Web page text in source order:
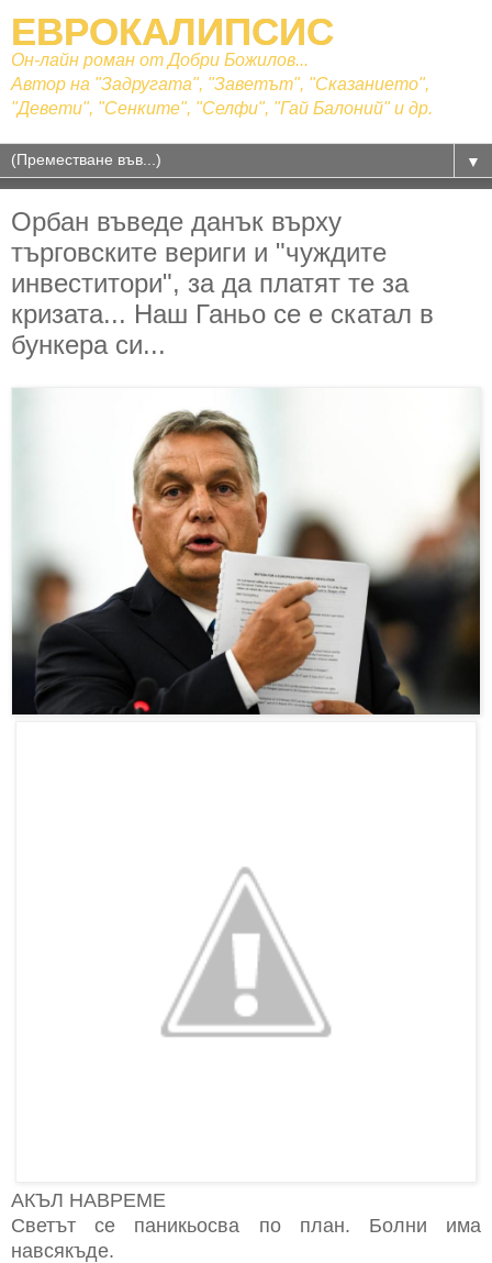
ЕВРОКАЛИПСИС
Он-лайн роман от Добри Божилов...
Автор на "Задругата", "Заветът", "Сказанието",
"Девети", "Сенките", "Селфи", "Гай Балоний" и др.
▼
Орбан въведе данък върху
търговските вериги и "чуждите
инвеститори", за да платят те за
кризата... Наш Ганьо се е скатал в
бункера си...
АКЪЛ НАВРЕМЕ
Светът се паникьосва по план. Болни има
навсякъде.